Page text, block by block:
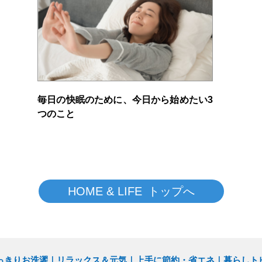
毎日の快眠のために、今日から始めたい3
つのこと
HOME & LIFE トップへ
きりお洗濯 リラックス＆元気 上手に節約・省エネ 暮らしト